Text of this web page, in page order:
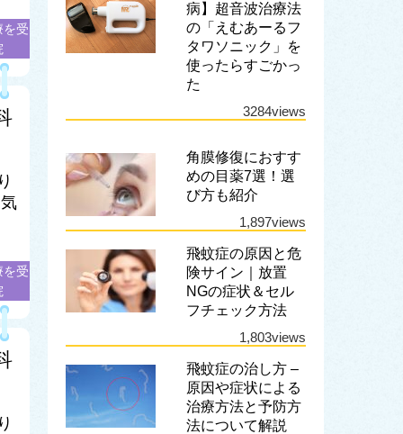
を受
を受
病】超音波治療法
の「えむあーるフ
タワソニック」を
使ったらすごかっ
た
3284views
角膜修復におすす
めの目薬7選！選
び方も紹介
1,897views
飛蚊症の原因と危
険サイン｜放置
NGの症状＆セル
フチェック方法
1,803views
飛蚊症の治し方 –
原因や症状による
治療方法と予防方
法について解説